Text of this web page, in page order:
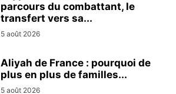
parcours du combattant, le
transfert vers sa...
5 août 2026
Aliyah de France : pourquoi de
plus en plus de familles...
5 août 2026